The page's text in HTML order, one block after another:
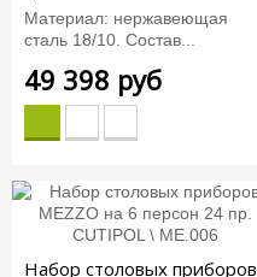
Материал: нержавеющая
сталь 18/10. Состав...
49 398 руб
Набор столовых приборов